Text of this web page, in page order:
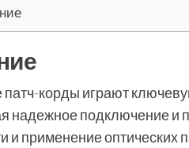
патч-корды играют
надежное подключение и
и применение оптических